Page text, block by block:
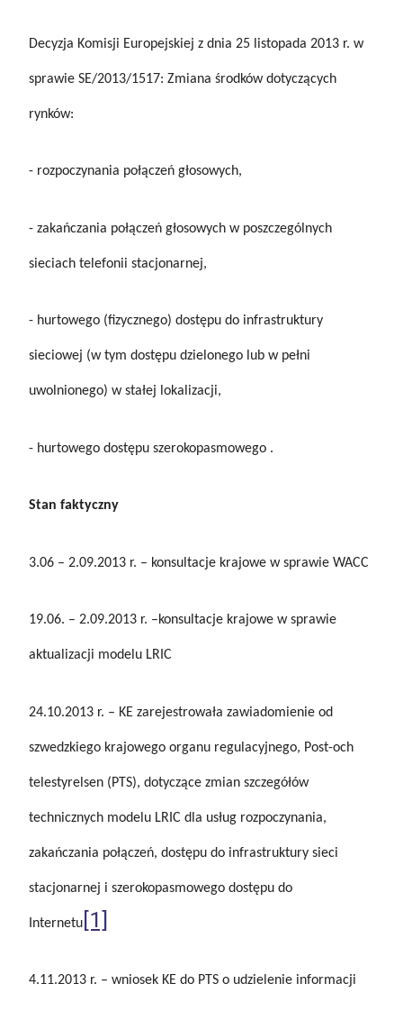
Decyzja Komisji Europejskiej z dnia 25 listopada 2013 r. w
sprawie SE/2013/1517: Zmiana środków dotyczących
rynków:
- rozpoczynania połączeń głosowych,
- zakańczania połączeń głosowych w poszczególnych
sieciach telefonii stacjonarnej,
- hurtowego (fizycznego) dostępu do infrastruktury
sieciowej (w tym dostępu dzielonego lub w pełni
uwolnionego) w stałej lokalizacji,
- hurtowego dostępu szerokopasmowego .
Stan faktyczny
3.06 – 2.09.2013 r. – konsultacje krajowe w sprawie WACC
19.06. – 2.09.2013 r. –konsultacje krajowe w sprawie
aktualizacji modelu LRIC
24.10.2013 r. – KE zarejestrowała zawiadomienie od
szwedzkiego krajowego organu regulacyjnego, Post-och
telestyrelsen (PTS), dotyczące zmian szczegółów
technicznych modelu LRIC dla usług rozpoczynania,
zakańczania połączeń, dostępu do infrastruktury sieci
stacjonarnej i szerokopasmowego dostępu do
Internetu[1]
4.11.2013 r. – wniosek KE do PTS o udzielenie informacji